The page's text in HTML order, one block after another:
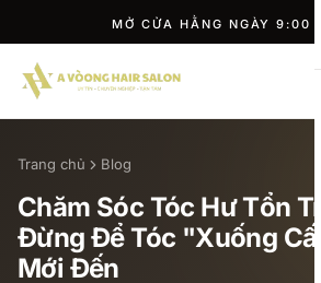
MỞ CỬA HẰNG NGÀY 9:00
Trang chủ Blog
Chăm Sóc Tóc Hư Tổn
Đừng Để Tóc "Xuống
Mới Đến